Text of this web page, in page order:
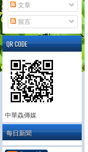
文章
留言
QR CODE
中華鱻傳媒
每日新聞